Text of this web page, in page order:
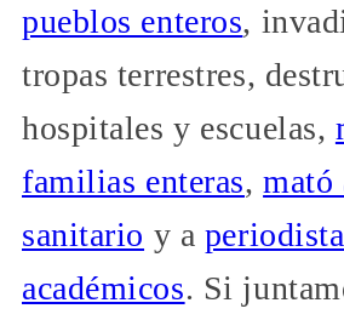
pueblos enteros,
tropas terrestres,
hospitales y escuelas,
familias enteras,mató
sanitario y a
académicos. Si